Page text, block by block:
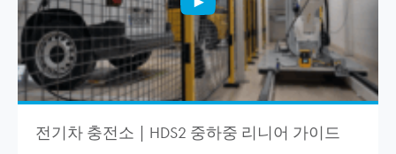
전기차 충전소 | HDS2 중하중 리니어 가이드